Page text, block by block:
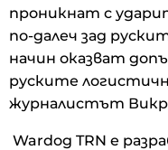
проникнат с
по-далеч зад
начин оказват
руските
журналистът
Wardog TRN е